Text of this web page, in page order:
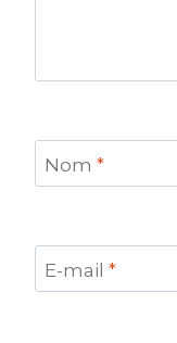
Nom *
E-mail *